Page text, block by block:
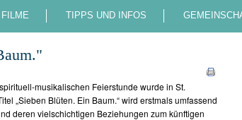
TIPPS UND INFOS
musikalischen Feierstunde wurde in St.
„Sieben Blüten. Ein Baum.“ wird erstmals umfassend
deren vielschichtigen Beziehungen zum künftigen